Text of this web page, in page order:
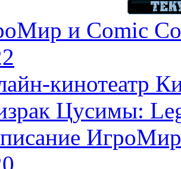
и Comic
кинотеатр
Цусимы: